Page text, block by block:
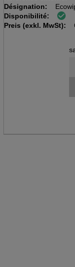
Désignation:
Disponibilité:
Preis (exkl. MwSt):